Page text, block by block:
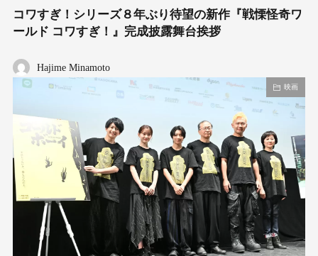
コワすぎ！シリーズ８年ぶり待望の新作『戦慄怪奇ワ
ールド コワすぎ！』完成披露舞台挨拶
Hajime Minamoto
映画